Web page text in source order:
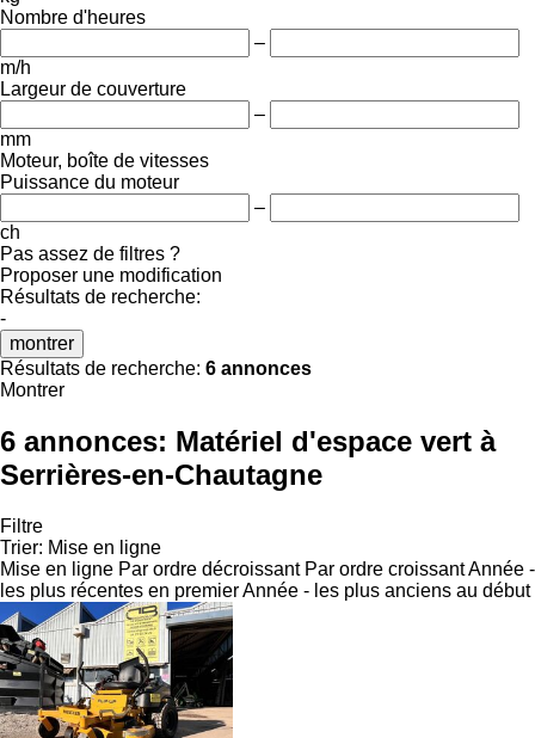
Nombre d'heures
–
m/h
Largeur de couverture
–
mm
Moteur, boîte de vitesses
Puissance du moteur
–
ch
Pas assez de filtres ?
Proposer une modification
Résultats de recherche:
-
montrer
Résultats de recherche: 6 annonces
Montrer
6 annonces: Matériel d'espace vert à
Serrières-en-Chautagne
Filtre
Trier: Mise en ligne
Mise en ligne Par ordre décroissant Par ordre croissantAnnée -
les plus récentes en premierAnnée - les plus anciens au début